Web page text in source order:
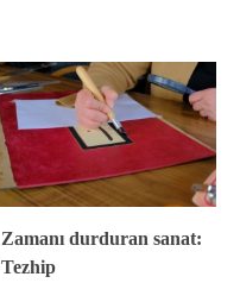
Zamanı durduran sanat:
Tezhip